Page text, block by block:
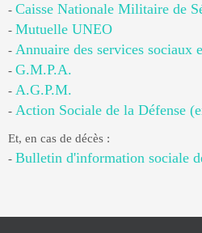
- Caisse Nationale Militaire de
- Mutuelle UNEO
- Annuaire des services sociaux
- G.M.P.A.
- A.G.P.M.
- Action Sociale de la Défense
Et, en cas de décès :
- Bulletin d'information sociale